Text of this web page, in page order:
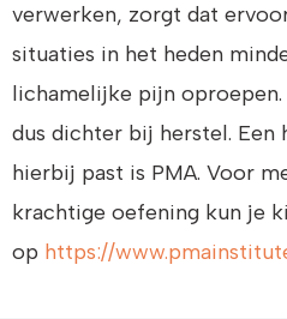
verwerken, zorgt dat
situaties in het heden
lichamelijke pijn
dus dichter bij herstel. Een
hierbij past is PMA. Voor
krachtige oefening kun je
op https://